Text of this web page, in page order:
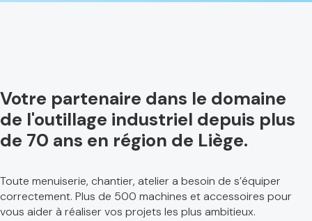
Votre partenaire dans le domaine
de l'outillage industriel depuis plus
de 70 ans en région de Liège.
Toute menuiserie, chantier, atelier a besoin de s’équiper
correctement. Plus de 500 machines et accessoires pour
vous aider à réaliser vos projets les plus ambitieux.